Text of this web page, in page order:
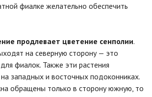
фиалке желательно обеспечить
продлевает цветение сенполии.
на северную сторону — это
фиалок. Также эти растения
на западных и восточных подоконниках.
обращены только в сторону южную, то